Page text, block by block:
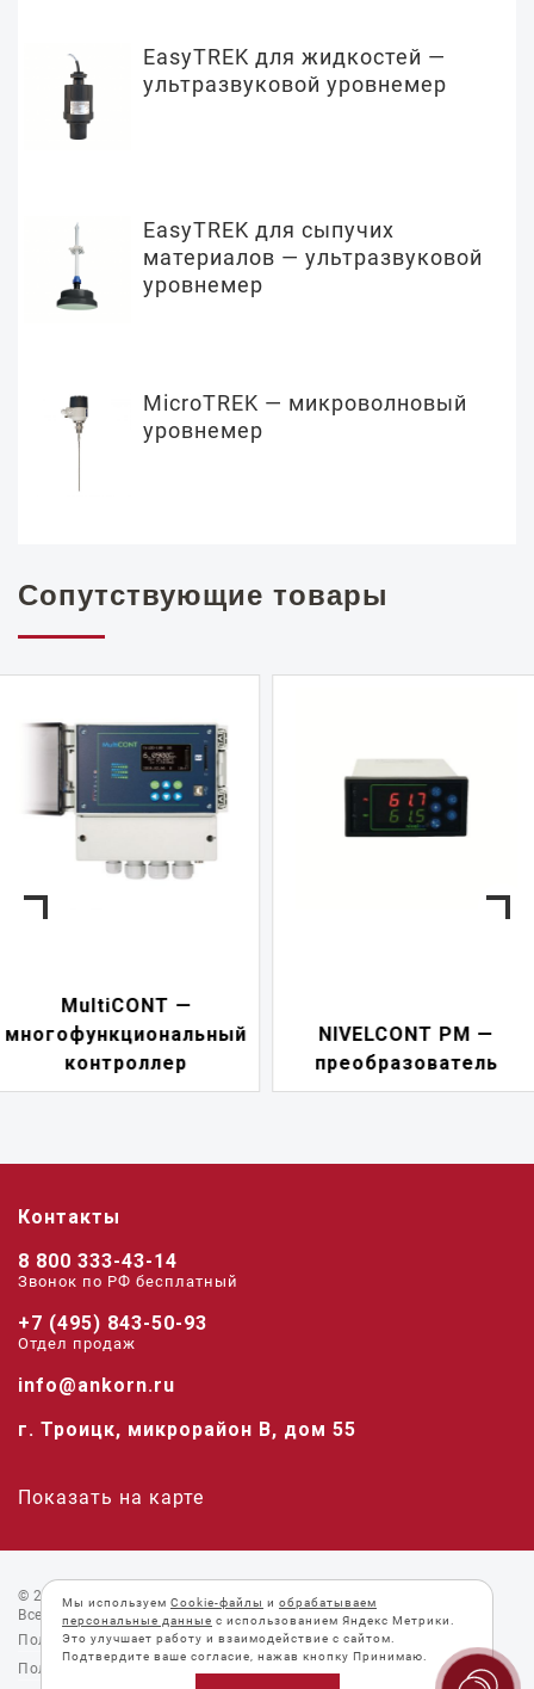
EasyTREK для жидкостей —
ультразвуковой уровнемер
EasyTREK для сыпучих
материалов — ультразвуковой
уровнемер
MicroTREK — микроволновый
уровнемер
Сопутствующие товары
NIVELCONT PM —
преобразователь
переключатель
Контакты
8 800 333-43-14
Звонок по РФ беcплатный
+7 (495) 843-50-93
Отдел продаж
info@ankorn.ru
г. Троицк, микрорайон В, дом 55
Показать на карте
© 2026 «Анкорн».
Все права защищены.
Пользовательское соглашение
Политика конфиденциальности
Мы используем Cookie-файлы и обрабатываем
персональные данные с использованием Яндекс Метрики.
Это улучшает работу и взаимодействие с сайтом.
Подтвердите ваше согласие, нажав кнопку Принимаю.